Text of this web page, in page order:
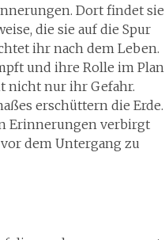
Dort findet sie
die sie auf die Spur
ihr nach dem Leben.
und ihre Rolle im Plan
nicht nur ihr Gefahr.
erschüttern die Erde.
Erinnerungen verbirgt
dem Untergang zu